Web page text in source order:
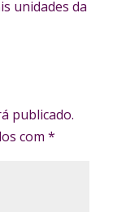
unidades da
publicado.
com *